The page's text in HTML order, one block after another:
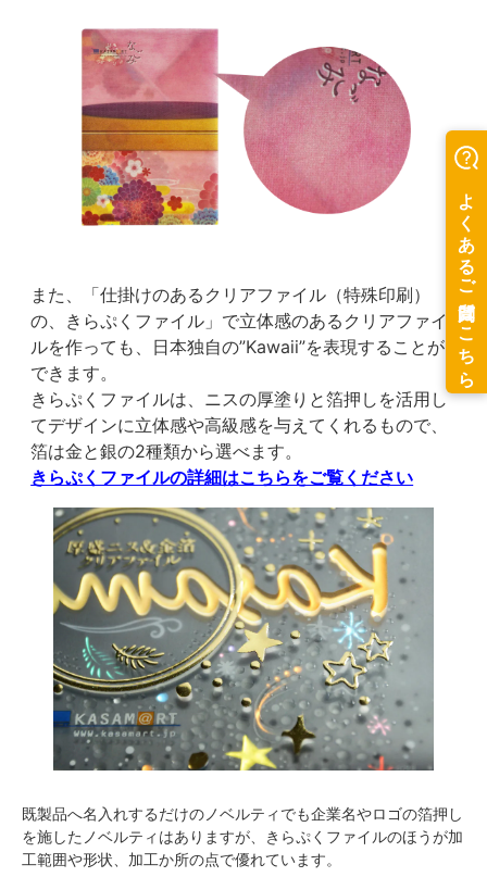
また、「仕掛けのあるクリアファイル（特殊印刷）
の、きらぷくファイル」で立体感のあるクリアファイ
ルを作っても、日本独自の”Kawaii”を表現することが
できます。
きらぷくファイルは、ニスの厚塗りと箔押しを活用し
てデザインに立体感や高級感を与えてくれるもので、
箔は金と銀の2種類から選べます。
きらぷくファイルの詳細はこちらをご覧ください
既製品へ名入れするだけのノベルティでも企業名やロゴの箔押し
を施したノベルティはありますが、きらぷくファイルのほうが加
工範囲や形状、加工か所の点で優れています。